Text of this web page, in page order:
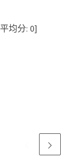
平均分: 0]